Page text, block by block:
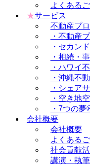
よくある
★サービス
不動産プ
・不動産
・セカン
・相続・
・ハワイ
・沖縄不
・シェア
・空き地
・7つの
会社概要
会社概要
よくある
社会貢献
講演・執